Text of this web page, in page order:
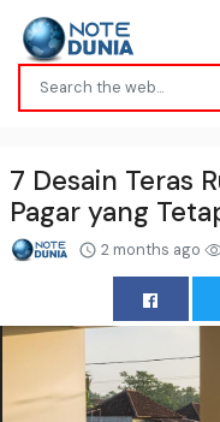
7 Desain Teras
Pagar yang
2 months ago